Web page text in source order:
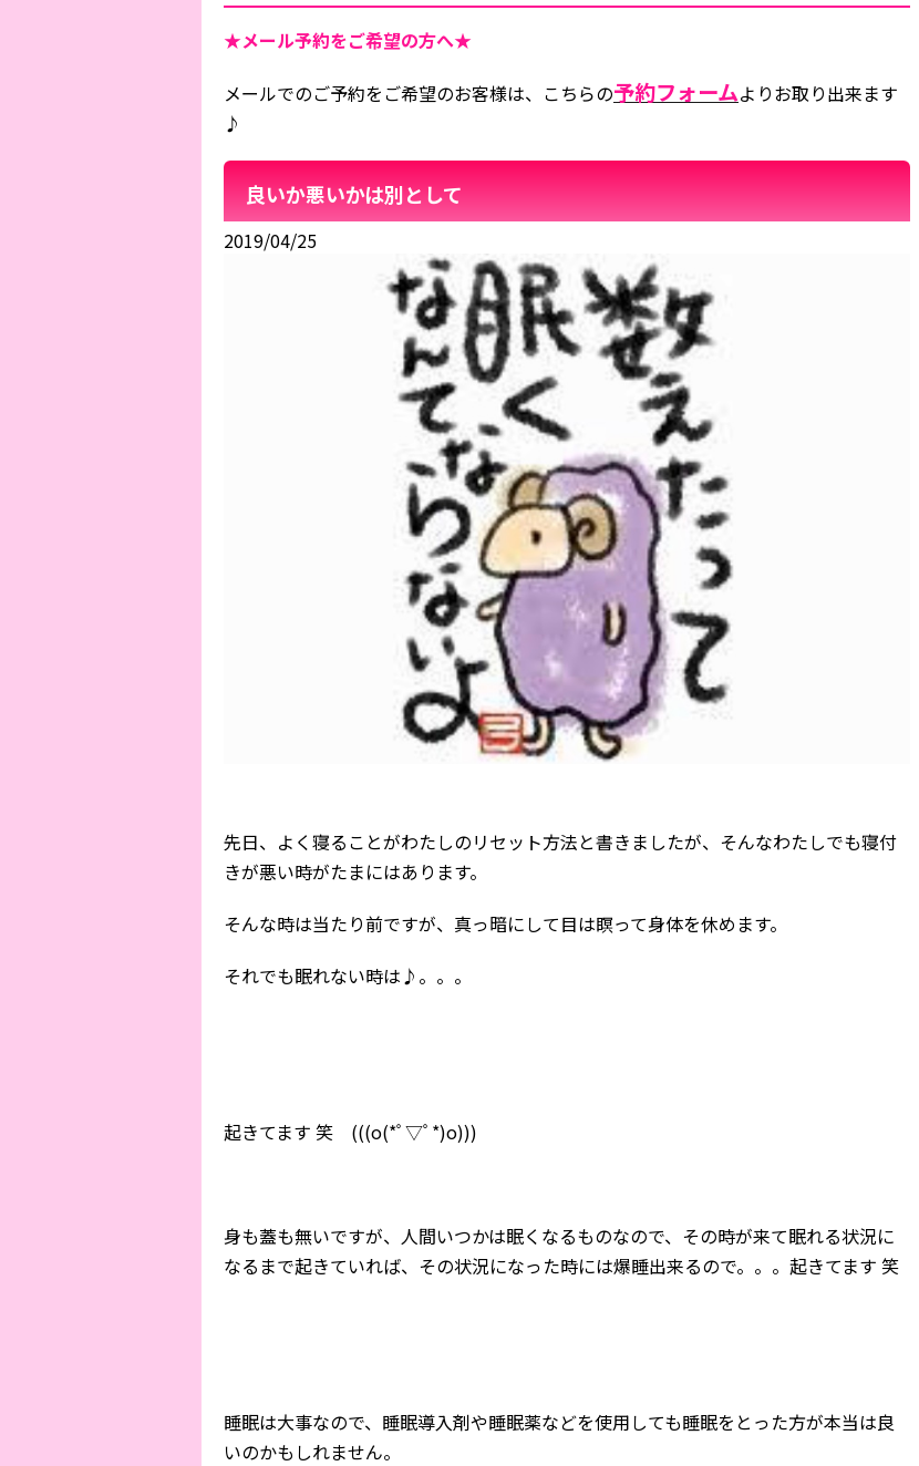
★メール予約をご希望の方へ★
メールでのご予約をご希望のお客様は、こちらの予約フォームよりお取り出来ます
♪
良いか悪いかは別として
2019/04/25
先日、よく寝ることがわたしのリセット方法と書きましたが、そんなわたしでも寝付
きが悪い時がたまにはあります。
そんな時は当たり前ですが、真っ暗にして目は瞑って身体を休めます。
それでも眠れない時は♪。。。
起きてます 笑 (((o(*ﾟ▽ﾟ*)o)))
身も蓋も無いですが、人間いつかは眠くなるものなので、その時が来て眠れる状況に
なるまで起きていれば、その状況になった時には爆睡出来るので。。。起きてます 笑
睡眠は大事なので、睡眠導入剤や睡眠薬などを使用しても睡眠をとった方が本当は良
いのかもしれません。